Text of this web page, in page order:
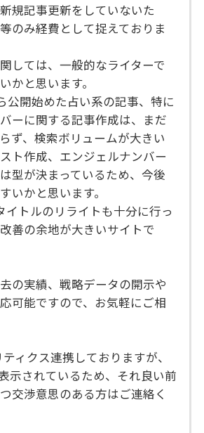
規記事更新をしていないた
のみ経費として捉えておりま
しては、一般的なライターで
かと思います。
公開始めた占い系の記事、特に
ーに関する記事作成は、まだ
ず、検索ボリュームが大きい
ト作成、エンジェルナンバー
型が決まっているため、今後
いかと思います。
イトルのリライトも十分に行っ
善の余地が大きいサイトで
の実績、戦略データの開示や
可能ですので、お気軽にご相
ィクス連携しておりますが、
示されているため、それ良い前
交渉意思のある方はご連絡く